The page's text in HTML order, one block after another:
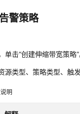
警策略
击“创建伸缩带宽策略”
源类型、策略类型、触
明